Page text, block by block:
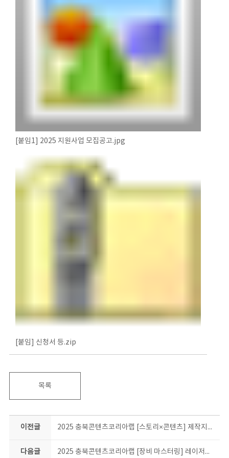
[붙임1] 2025 지원사업 모집공고.jpg
[붙임] 신청서 등.zip
목록
이전글 2025 충북콘텐츠코리아랩 [스토리×콘텐츠] 제작지원 사업 공고
다음글 2025 충북콘텐츠코리아랩 [장비 마스터링] 레이저커팅기 단기 팝업스쿨 1기 교육생 모집 공고